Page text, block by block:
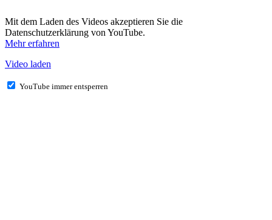
Mit dem Laden des Videos akzeptieren Sie die
Datenschutzerklärung von YouTube.
Mehr erfahren
Video laden
YouTube immer entsperren